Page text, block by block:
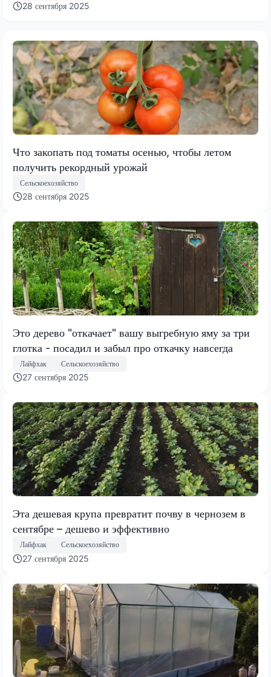
28 сентября 2025
Что закопать под томаты осенью, чтобы летом
получить рекордный урожай
Сельскоехозяйство
28 сентября 2025
Это дерево "откачает" вашу выгребную яму за три
глотка - посадил и забыл про откачку навсегда
Лайфхак Сельскоехозяйство
27 сентября 2025
Эта дешевая крупа превратит почву в чернозем в
сентябре – дешево и эффективно
Лайфхак Сельскоехозяйство
27 сентября 2025